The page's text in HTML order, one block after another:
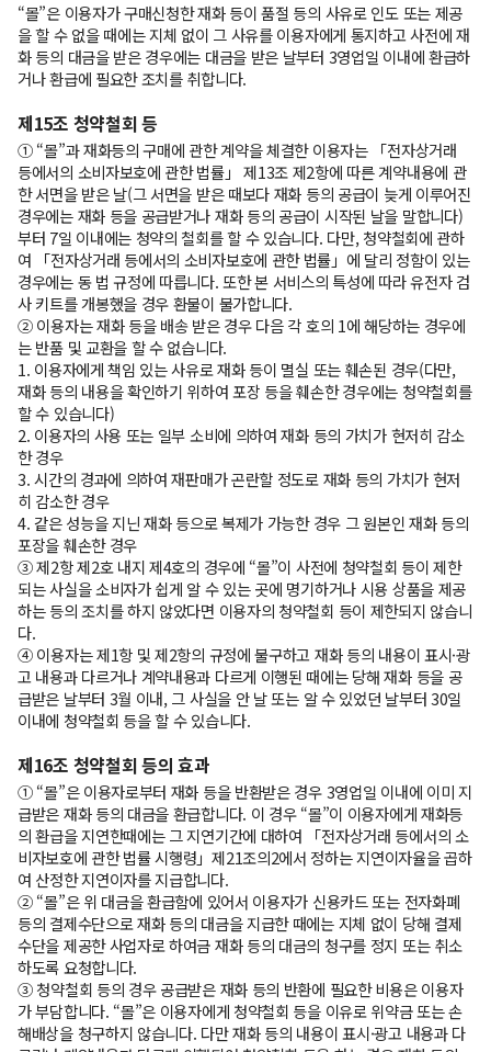
“몰”은 이용자가 구매신청한 재화 등이 품절 등의 사유로 인도 또는 제공
을 할 수 없을 때에는 지체 없이 그 사유를 이용자에게 통지하고 사전에 재
화 등의 대금을 받은 경우에는 대금을 받은 날부터 3영업일 이내에 환급하
거나 환급에 필요한 조치를 취합니다.
제15조 청약철회 등
① “몰”과 재화등의 구매에 관한 계약을 체결한 이용자는 「전자상거래
등에서의 소비자보호에 관한 법률」 제13조 제2항에 따른 계약내용에 관
한 서면을 받은 날(그 서면을 받은 때보다 재화 등의 공급이 늦게 이루어진
경우에는 재화 등을 공급받거나 재화 등의 공급이 시작된 날을 말합니다)
부터 7일 이내에는 청약의 철회를 할 수 있습니다. 다만, 청약철회에 관하
여 「전자상거래 등에서의 소비자보호에 관한 법률」에 달리 정함이 있는
경우에는 동 법 규정에 따릅니다. 또한 본 서비스의 특성에 따라 유전자 검
사 키트를 개봉했을 경우 환불이 불가합니다.
② 이용자는 재화 등을 배송 받은 경우 다음 각 호의 1에 해당하는 경우에
는 반품 및 교환을 할 수 없습니다.
1. 이용자에게 책임 있는 사유로 재화 등이 멸실 또는 훼손된 경우(다만,
재화 등의 내용을 확인하기 위하여 포장 등을 훼손한 경우에는 청약철회를
할 수 있습니다)
2. 이용자의 사용 또는 일부 소비에 의하여 재화 등의 가치가 현저히 감소
한 경우
3. 시간의 경과에 의하여 재판매가 곤란할 정도로 재화 등의 가치가 현저
히 감소한 경우
4. 같은 성능을 지닌 재화 등으로 복제가 가능한 경우 그 원본인 재화 등의
포장을 훼손한 경우
③ 제2항 제2호 내지 제4호의 경우에 “몰”이 사전에 청약철회 등이 제한
되는 사실을 소비자가 쉽게 알 수 있는 곳에 명기하거나 시용 상품을 제공
하는 등의 조치를 하지 않았다면 이용자의 청약철회 등이 제한되지 않습니
다.
④ 이용자는 제1항 및 제2항의 규정에 불구하고 재화 등의 내용이 표시·광
고 내용과 다르거나 계약내용과 다르게 이행된 때에는 당해 재화 등을 공
급받은 날부터 3월 이내, 그 사실을 안 날 또는 알 수 있었던 날부터 30일
이내에 청약철회 등을 할 수 있습니다.
제16조 청약철회 등의 효과
① “몰”은 이용자로부터 재화 등을 반환받은 경우 3영업일 이내에 이미 지
급받은 재화 등의 대금을 환급합니다. 이 경우 “몰”이 이용자에게 재화등
의 환급을 지연한때에는 그 지연기간에 대하여 「전자상거래 등에서의 소
비자보호에 관한 법률 시행령」제21조의2에서 정하는 지연이자율을 곱하
여 산정한 지연이자를 지급합니다.
② “몰”은 위 대금을 환급함에 있어서 이용자가 신용카드 또는 전자화폐
등의 결제수단으로 재화 등의 대금을 지급한 때에는 지체 없이 당해 결제
수단을 제공한 사업자로 하여금 재화 등의 대금의 청구를 정지 또는 취소
하도록 요청합니다.
③ 청약철회 등의 경우 공급받은 재화 등의 반환에 필요한 비용은 이용자
가 부담합니다. “몰”은 이용자에게 청약철회 등을 이유로 위약금 또는 손
해배상을 청구하지 않습니다. 다만 재화 등의 내용이 표시·광고 내용과 다